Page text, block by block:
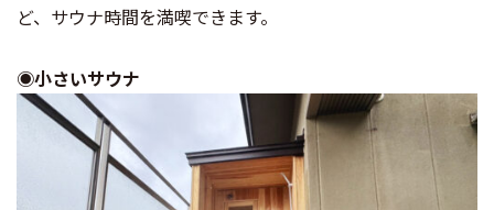
ど、サウナ時間を満喫できます。
◉小さいサウナ